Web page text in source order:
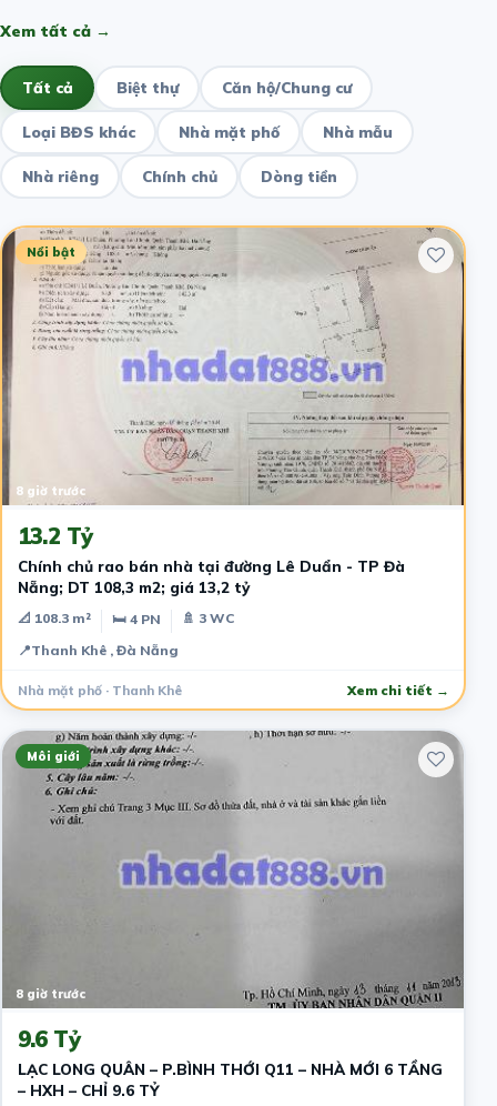
Xem tất cả →
Tất cả Biệt thự Căn hộ/Chung cư
Loại BĐS khác Nhà mặt phố Nhà mẫu
Nhà riêng Chính chủ Dòng tiền
Nổi bật
8 giờ trước
13.2 Tỷ
Chính chủ rao bán nhà tại đường Lê Duẩn - TP Đà
Nẵng; DT 108,3 m2; giá 13,2 tỷ
📐 108.3 m² 🛏 4 PN
🚿 3 WC
📍Thanh Khê , Đà Nẵng
Nhà mặt phố · Thanh Khê Xem chi tiết →
Môi giới
8 giờ trước
9.6 Tỷ
LẠC LONG QUÂN – P.BÌNH THỚI Q11 – NHÀ MỚI 6 TẦNG
– HXH – CHỈ 9.6 TỶ